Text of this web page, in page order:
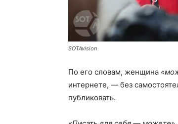
SOTAvision
По его словам, женщина
интернете, — без
публиковать.